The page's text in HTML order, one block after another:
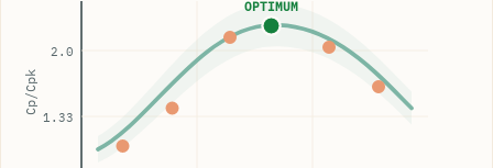
Cp/Cpk
OPTIMUM
1.33
2.0